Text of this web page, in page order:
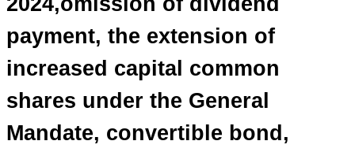
payment, the extension of
increased capital common
shares under the General
Mandate, convertible bond,